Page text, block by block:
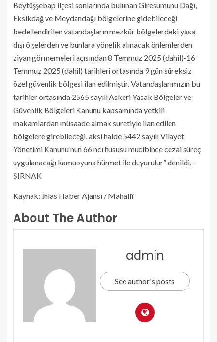
Beytüşşebap ilçesi sonlarında bulunan Giresumunu Dağı,
Eksikdağ ve Meydandağı bölgelerine gidebileceği
bedellendirilen vatandaşların mezkür bölgelerdeki yasa
dışı ögelerden ve bunlara yönelik alınacak önlemlerden
ziyan görmemeleri açısından 8 Temmuz 2025 (dahil)-16
Temmuz 2025 (dahil) tarihleri ortasında 9 gün süreksiz
özel güvenlik bölgesi ilan edilmiştir. Vatandaşlarımızın bu
tarihler ortasında 2565 sayılı Askeri Yasak Bölgeler ve
Güvenlik Bölgeleri Kanunu kapsamında yetkili
makamlardan müsaade almak suretiyle ilan edilen
bölgelere girebileceği, aksi halde 5442 sayılı Vilayet
Yönetimi Kanunu’nun 66’ncı hususu mucibince cezai süreç
uygulanacağı kamuoyuna hürmet ile duyurulur” denildi. –
ŞIRNAK
Kaynak: İhlas Haber Ajansı / Mahallî
About The Author
admin
See author's posts